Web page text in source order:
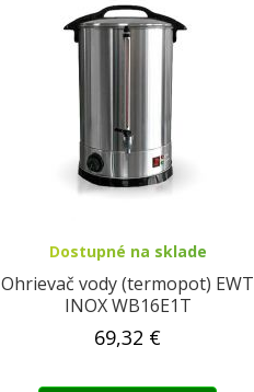
Dostupné na sklade
Ohrievač vody (termopot) EWT
INOX WB16E1T
69,32 €